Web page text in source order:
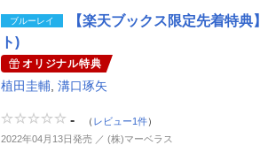
ブルーレイ
【楽天ブックス限定先着特
ト)
オリジナル特典
植田圭輔 溝口琢矢
- （ レビュー1件）
2022年04月13日発売 ／ (株)マーベラス